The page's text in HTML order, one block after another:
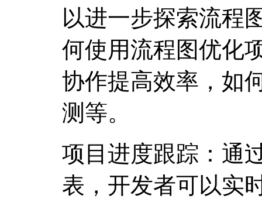
以进一步探索流程
何使用流程图优化
协作提高效率，如
测等。
项目进度跟踪：通
表，开发者可以实